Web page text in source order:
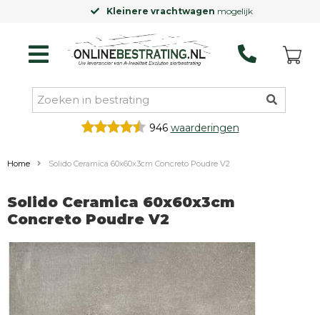
Kleinere vrachtwagenmogelijk
946 waarderingen
Home Solido Ceramica 60x60x3cm Concreto Poudre V2
Solido Ceramica 60x60x3cm
Concreto Poudre V2